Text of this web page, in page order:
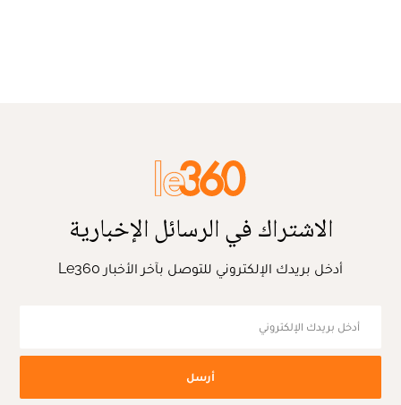
الاشتراك في الرسائل الإخبارية
أدخل بريدك الإلكتروني للتوصل بآخر الأخبار Le360
أرسل